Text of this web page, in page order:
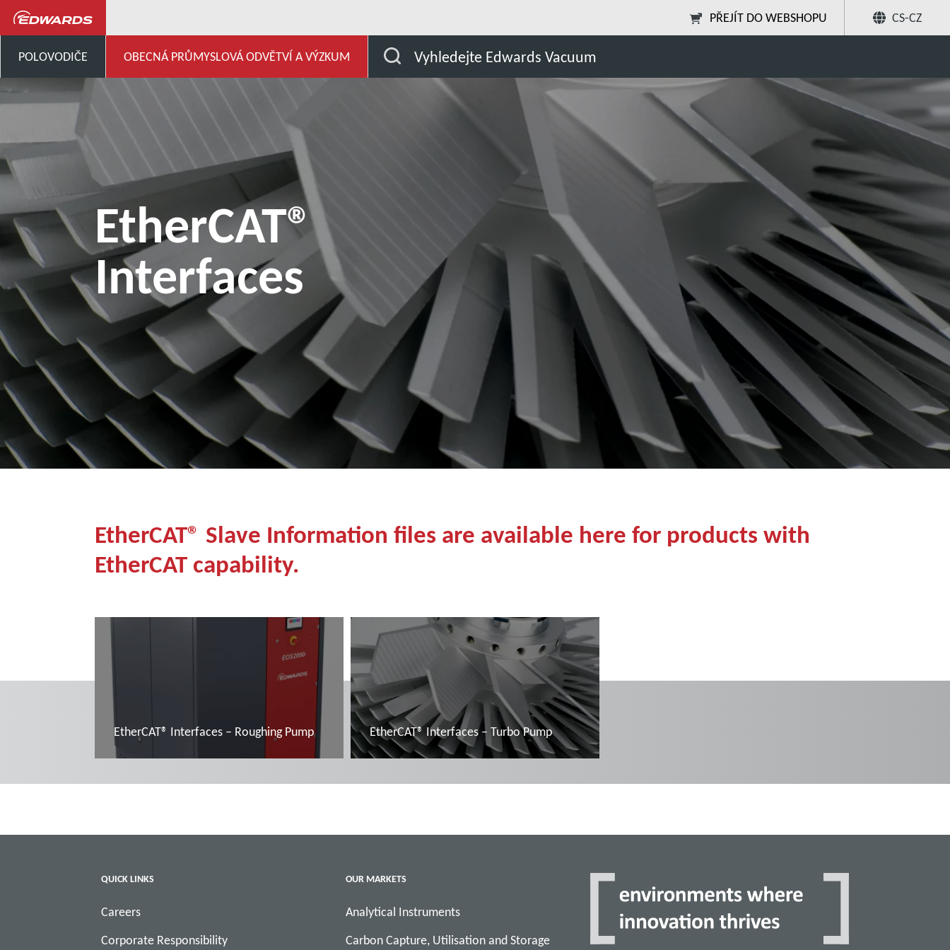
PŘEJÍT DO WEBSHOPU CS-CZ
POLOVODIČE OBECNÁ PRŮMYSLOVÁ ODVĚTVÍ A VÝZKUM Vyhledejte Edwards Vacuum
EtherCAT® Interfaces Sdílet
EtherCAT®
Interfaces
EtherCAT® Slave Information files are available here for products with
EtherCAT capability.
EtherCAT® Interfaces – Roughing Pump EtherCAT® Interfaces – Turbo Pump
QUICK LINKS
Careers
Corporate Responsibility
OUR MARKETS
Analytical Instruments
Carbon Capture, Utilisation and Storage